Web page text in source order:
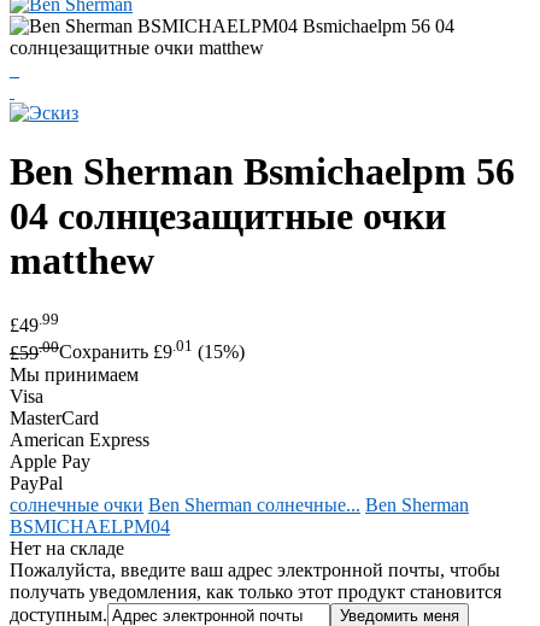
Ben Sherman Bsmichaelpm 56
04 солнцезащитные очки
matthew
£49 .99
£59.00Сохранить £9.01 (15%)
Мы принимаем
Visa
MasterCard
American Express
Apple Pay
PayPal
солнечные очки Ben Sherman солнечные... Ben Sherman
BSMICHAELPM04
Нет на складе
Пожалуйста, введите ваш адрес электронной почты, чтобы
получать уведомления, как только этот продукт становится
доступным.